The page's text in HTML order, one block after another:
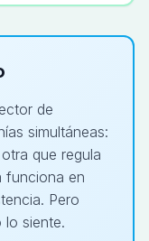
de
simultáneas:
que regula
funciona en
Pero
siente.